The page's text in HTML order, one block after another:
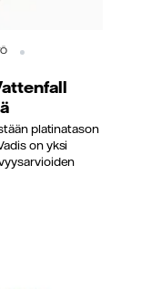
platinatason
on yksi